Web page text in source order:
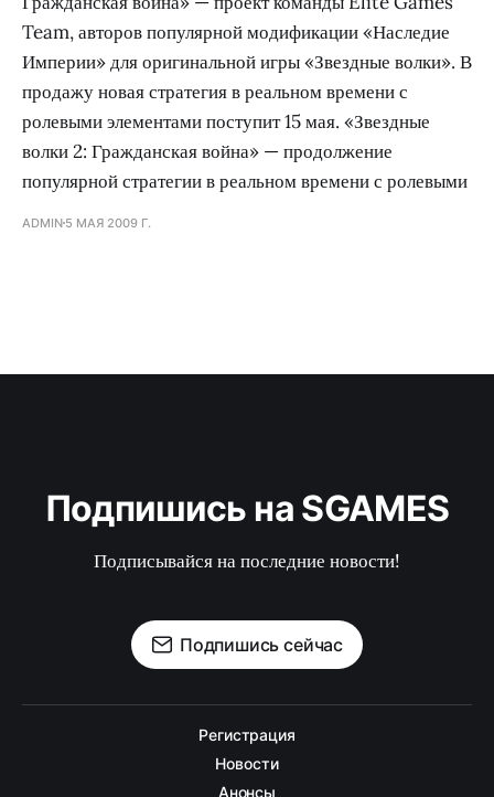
Team, авторов популярной модификации «Наследие
Империи» для оригинальной игры «Звездные волки». В
продажу новая стратегия в реальном времени с
ролевыми элементами поступит 15 мая. «Звездные
волки 2: Гражданская война» — продолжение
популярной стратегии в реальном времени с ролевыми
ADMIN 5 МАЯ 2009 Г.
Подпишись на SGAMES
Подписывайся на последние новости!
Подпишись сейчас
Регистрация
Новости
Анонсы